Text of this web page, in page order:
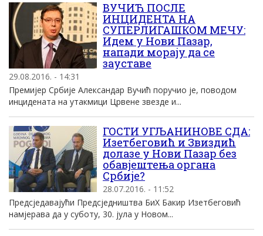
ВУЧИЋ ПОСЛЕ
ИНЦИДЕНТА НА
СУПЕРЛИГАШКОМ МЕЧУ:
Идем у Нови Пазар,
напади морају да се
зауставе
29.08.2016. - 14:31
Премијер Србије Александар Вучић поручио је, поводом
инцидената на утакмици Црвене звезде и...
ГОСТИ УГЉАНИНОВЕ СДА:
Изетбеговић и Звиздић
долазе у Нови Пазар без
обавјештења органа
Србије?
28.07.2016. - 11:52
Предсједавајући Предсједништва БиХ Бакир Изетбеговић
намјерава да у суботу, 30. јула у Новом...